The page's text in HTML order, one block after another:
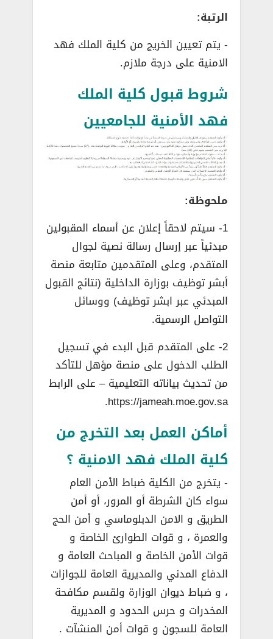
الرتبة:
­- يتم تعيين الخريج من كلية الملك فهد
الامنية على درجة ملازم.
شروط قبول كلية الملك
فهد الأمنية للجامعيين
ملحوظة:
1- سيتم لاحقاً إعلان عن أسماء المقبولين
مبدئياً عبر إرسال رسالة نصية لجوال
المتقدم، وعلى المتقدمين متابعة منصة
أبشر توظيف بوزارة الداخلية (نتائج القبول
المبدئي عبر ابشر توظيف) ووسائل
التواصل الرسمية.
2- على المتقدم قبل البدء في تسجيل
الطلب الدخول على منصة مؤهل للتأكد
من تحديث بياناته التعليمية – على الرابط
https://jameah.moe.gov.sa.
أماكن العمل بعد التخرج من
كلية الملك فهد الامنية ؟
­- يتخرج من الكلية ضباط الأمن العام
سواء كان الشرطة أو المرور، أو أمن
الطريق و الامن الدبلوماسي و أمن الحج
والعمرة ، و قوات الطوارئ الخاصة و
قوات الأمن الخاصة و المباحث العامة و
الدفاع المدني والمديرية العامة للجوازات
، و ضباط ديوان الوزارة ولقسم مكافحة
المخدرات و حرس الحدود و المديرية
العامة للسجون و قوات أمن المنشآت .